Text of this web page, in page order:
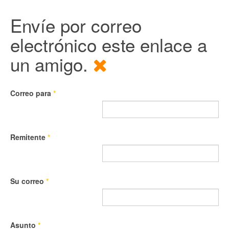
Envíe por correo
electrónico este enlace a
un amigo.
Correo para *
Remitente *
Su correo *
Asunto *